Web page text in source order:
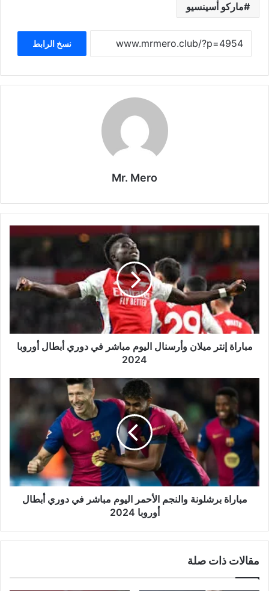
ماركو أسينسيو
نسخ الرابط
Mr. Mero
وأرسنال
اليوم
مباشر
دوري
أبطال
أوروبا
مباراة إنتر ميلان وأرسنال اليوم مباشر في دوري أبطال أوروبا
2024
برشلونة
الأحمر
اليوم
مباشر
في
دوري
أبطال
أوروبامباراة برشلونة والنجم الأحمر اليوم مباشر في دوري أبطال
أوروبا 2024
مقالات ذات صلة